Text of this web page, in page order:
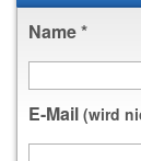
Name*
E-Mail (wird